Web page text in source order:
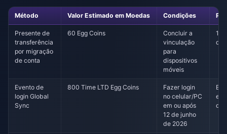
Método Valor Estimado em Moedas Condições
Presente de
transferência
por migração
de conta
60 Egg Coins
Concluir a
vinculação
para
dispositivos
móveis
11
de
Evento de
login Global
Sync
800 Time LTD Egg Coins
Fazer login
no celular/PC
em ou após
12 de junho
de 2026